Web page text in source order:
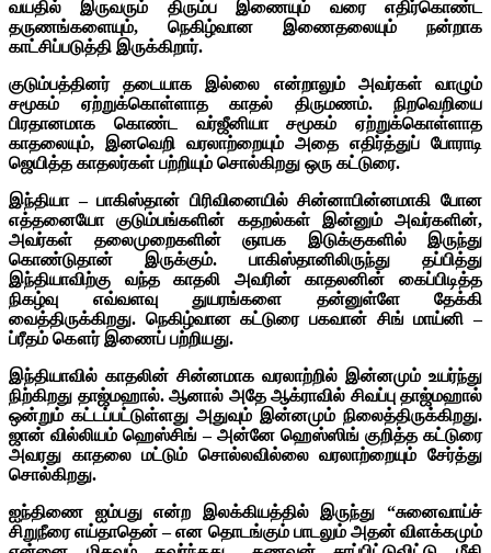
வயதில் இருவரும் திரும்ப இணையும் வரை எதிர்கொண்ட
தருணங்களையும், நெகிழ்வான இணைதலையும் நன்றாக
காட்சிப்படுத்தி இருக்கிறார்.
குடும்பத்தினர் தடையாக இல்லை என்றாலும் அவர்கள் வாழும்
சமூகம் ஏற்றுக்கொள்ளாத காதல் திருமணம். நிறவெறியை
பிரதானமாக கொண்ட வர்ஜீனியா சமூகம் ஏற்றுக்கொள்ளாத
காதலையும், இனவெறி வரலாற்றையும் அதை எதிர்த்துப் போராடி
ஜெயித்த காதலர்கள் பற்றியும் சொல்கிறது ஒரு கட்டுரை.
இந்தியா – பாகிஸ்தான் பிரிவினையில் சின்னாபின்னமாகி போன
எத்தனையோ குடும்பங்களின் கதறல்கள் இன்னும் அவர்களின்,
அவர்கள் தலைமுறைகளின் ஞாபக இடுக்குகளில் இருந்து
கொண்டுதான் இருக்கும். பாகிஸ்தானிலிருந்து தப்பித்து
இந்தியாவிற்கு வந்த காதலி அவரின் காதலனின் கைப்பிடித்த
நிகழ்வு எவ்வளவு துயரங்களை தன்னுள்ளே தேக்கி
வைத்திருக்கிறது. நெகிழ்வான கட்டுரை பகவான் சிங் மாய்னி –
ப்ரீதம் கௌர் இணைப் பற்றியது.
இந்தியாவில் காதலின் சின்னமாக வரலாற்றில் இன்னமும் உயர்ந்து
நிற்கிறது தாஜ்மஹால். ஆனால் அதே ஆக்ராவில் சிவப்பு தாஜ்மஹால்
ஒன்றும் கட்டப்பட்டுள்ளது அதுவும் இன்னமும் நிலைத்திருக்கிறது.
ஜான் வில்லியம் ஹெஸ்சிங் – அன்னே ஹெஸ்ஸிங் குறித்த கட்டுரை
அவரது காதலை மட்டும் சொல்லவில்லை வரலாற்றையும் சேர்த்து
சொல்கிறது.
ஐந்திணை ஐம்பது என்ற இலக்கியத்தில் இருந்து “சுனைவாய்ச்
சிறுநீரை எய்தாதென் – என தொடங்கும் பாடலும் அதன் விளக்கமும்